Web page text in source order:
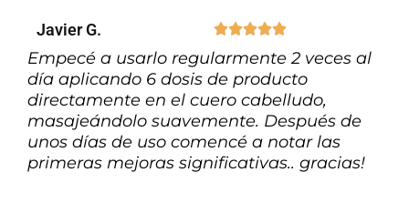
Javier G. 
Empecé a usarlo regularmente 2 veces al
día aplicando 6 dosis de producto
directamente en el cuero cabelludo,
masajeándolo suavemente. Después de
unos días de uso comencé a notar las
primeras mejoras significativas.. gracias!